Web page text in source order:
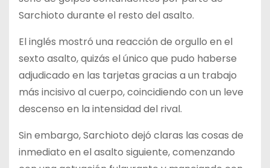
Sarchioto durante el resto del asalto.
El inglés mostró una reacción de orgullo en el
sexto asalto, quizás el único que pudo haberse
adjudicado en las tarjetas gracias a un trabajo
más incisivo al cuerpo, coincidiendo con un leve
descenso en la intensidad del rival.
Sin embargo, Sarchioto dejó claras las cosas de
inmediato en el asalto siguiente, comenzando